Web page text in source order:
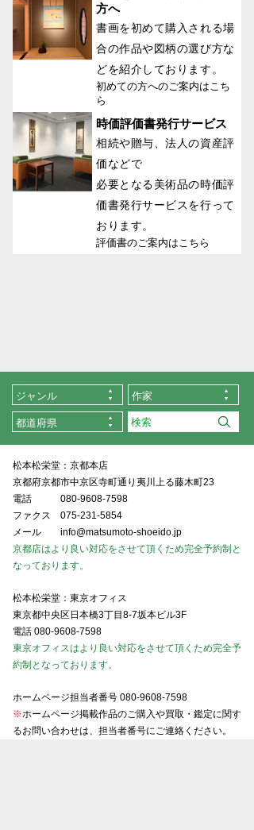
方へ
書画を初めて購入される場
合の作品や図柄の選び方な
どを紹介しております。
初めての方へのご案内はこち
ら
時価評価書発行サービス
相続や贈与、法人の資産評
価などで
必要となる美術品の時価評
価書発行サービスを行って
おります。
評価書のご案内はこちら
ジャンル 作家
都道府県
松本松栄堂：京都本店
京都府京都市中京区寺町通り夷川上る藤木町23
電話
080-9608-7598
ファクス
075-231-5854
メール
info@matsumoto-shoeido.jp
京都店はより良い対応をさせて頂くため完全予約制と
なっております。
松本松栄堂：東京オフィス
東京都中央区日本橋3丁目8-7坂本ビル3F
電話 080-9608-7598
東京オフィスはより良い対応をさせて頂くため完全予
約制となっております。
ホームページ担当者番号 080-9608-7598
※ホームページ掲載作品のご購入や買取・鑑定に関す
るお問い合わせは、担当者番号にご連絡ください。